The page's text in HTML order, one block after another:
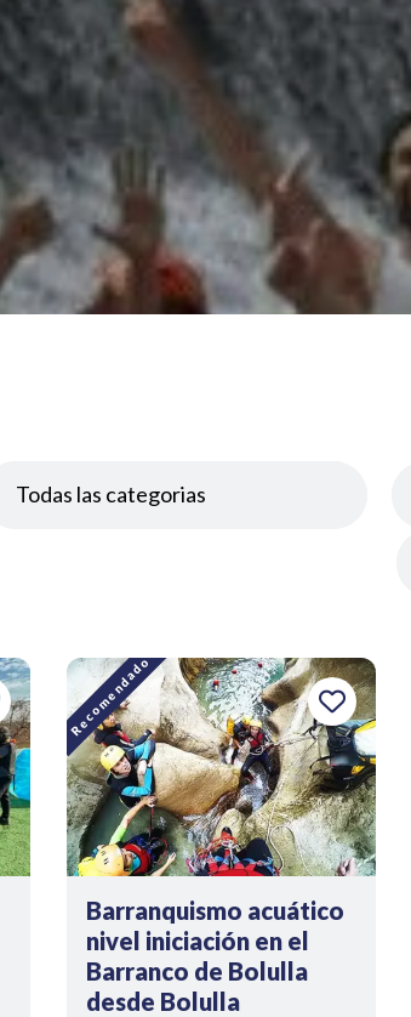
Recomendado
Barranquismo acuático
nivel iniciación en el
Barranco de Bolulla
desde Bolulla